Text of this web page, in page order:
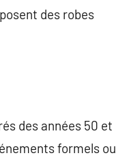
des robes
des années 50 et
formels ou